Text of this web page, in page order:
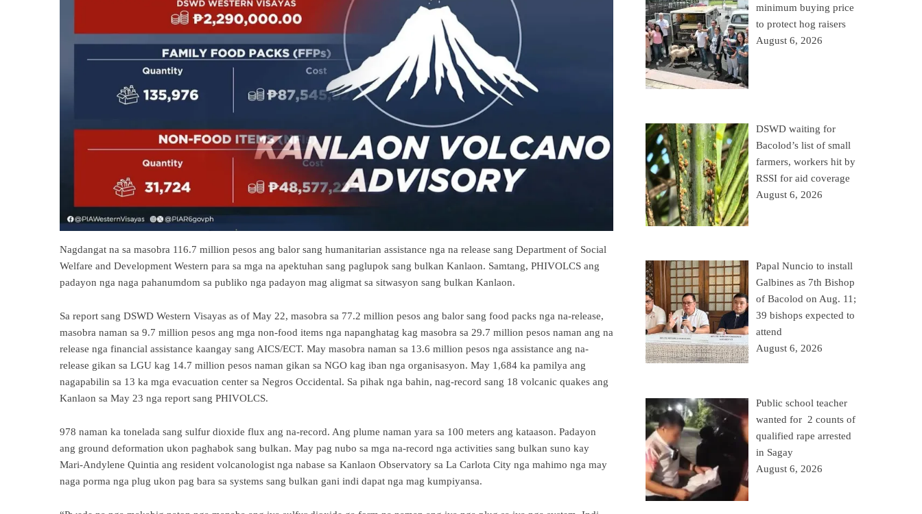
Nagdangat na sa masobra 116.7 million pesos ang balor sang humanitarian assistance nga na release sang Department of Social
Welfare and Development Western para sa mga na apektuhan sang paglupok sang bulkan Kanlaon. Samtang, PHIVOLCS ang
padayon nga naga pahanumdom sa publiko nga padayon mag aligmat sa sitwasyon sang bulkan Kanlaon.
Sa report sang DSWD Western Visayas as of May 22, masobra sa 77.2 million pesos ang balor sang food packs nga na-release,
masobra naman sa 9.7 million pesos ang mga non-food items nga napanghatag kag masobra sa 29.7 million pesos naman ang na
release nga financial assistance kaangay sang AICS/ECT. May masobra naman sa 13.6 million pesos nga assistance ang na-
release gikan sa LGU kag 14.7 million pesos naman gikan sa NGO kag iban nga organisasyon. May 1,684 ka pamilya ang
nagapabilin sa 13 ka mga evacuation center sa Negros Occidental. Sa pihak nga bahin, nag-record sang 18 volcanic quakes ang
Kanlaon sa May 23 nga report sang PHIVOLCS.
978 naman ka tonelada sang sulfur dioxide flux ang na-record. Ang plume naman yara sa 100 meters ang kataason. Padayon
ang ground deformation ukon paghabok sang bulkan. May pag nubo sa mga na-record nga activities sang bulkan suno kay
Mari-Andylene Quintia ang resident volcanologist nga nabase sa Kanlaon Observatory sa La Carlota City nga mahimo nga may
naga porma nga plug ukon pag bara sa systems sang bulkan gani indi dapat nga mag kumpiyansa.
minimum buying price
to protect hog raisers
August 6, 2026
DSWD waiting for
Bacolod’s list of small
farmers, workers hit by
RSSI for aid coverage
August 6, 2026
Papal Nuncio to install
Galbines as 7th Bishop
of Bacolod on Aug. 11;
39 bishops expected to
attend
August 6, 2026
Public school teacher
wanted for 2 counts of
qualified rape arrested
in Sagay
August 6, 2026